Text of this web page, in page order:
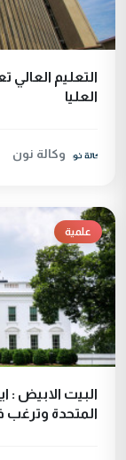
التعليم العالي
العليا
وكالة نون
علمية
البيت الابيض :
المتحدة وترغب